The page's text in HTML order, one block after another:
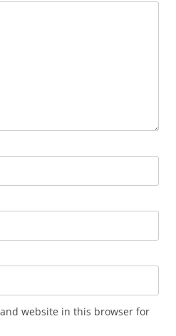
website in this browser for